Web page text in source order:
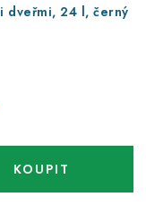
dveřmi, 24 l, černý